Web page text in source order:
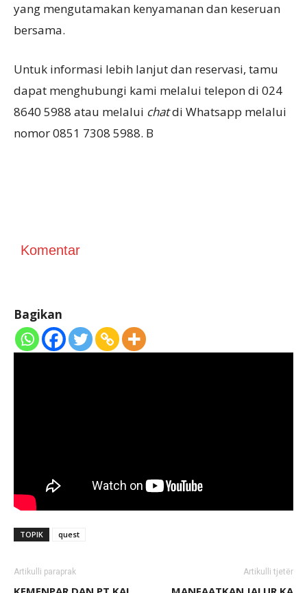
yang mengutamakan kenyamanan dan keseruan
bersama.
Untuk informasi lebih lanjut dan reservasi, tamu
dapat menghubungi kami melalui telepon di 024
8640 5988 atau melalui chatdi Whatsapp melalui
nomor 0851 7308 5988. B
Komentar
Bagikan
TOPIK quest
Artikulli paraprak Artikulli tjetër